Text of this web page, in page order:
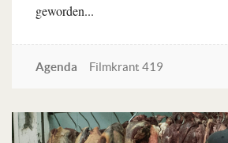
geworden...
Agenda Filmkrant 419
Lees verder